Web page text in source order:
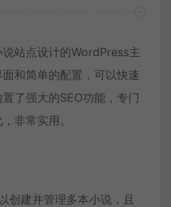
站点设计的WordPress主
和简单的配置，可以快速
了强大的SEO功能，专门
非常实用。
创建并管理多本小说，且